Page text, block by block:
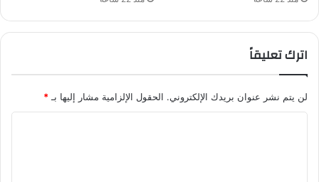
اترك تعليقاً
لن يتم نشر عنوان بريدك الإلكتروني. الحقول الإلزامية مشار إليها بـ *